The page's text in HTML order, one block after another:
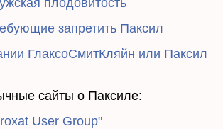
плодовитость
запретить Паксил
ГлаксоСмитКляйн или Паксил
сайты о Паксиле:
User Group"